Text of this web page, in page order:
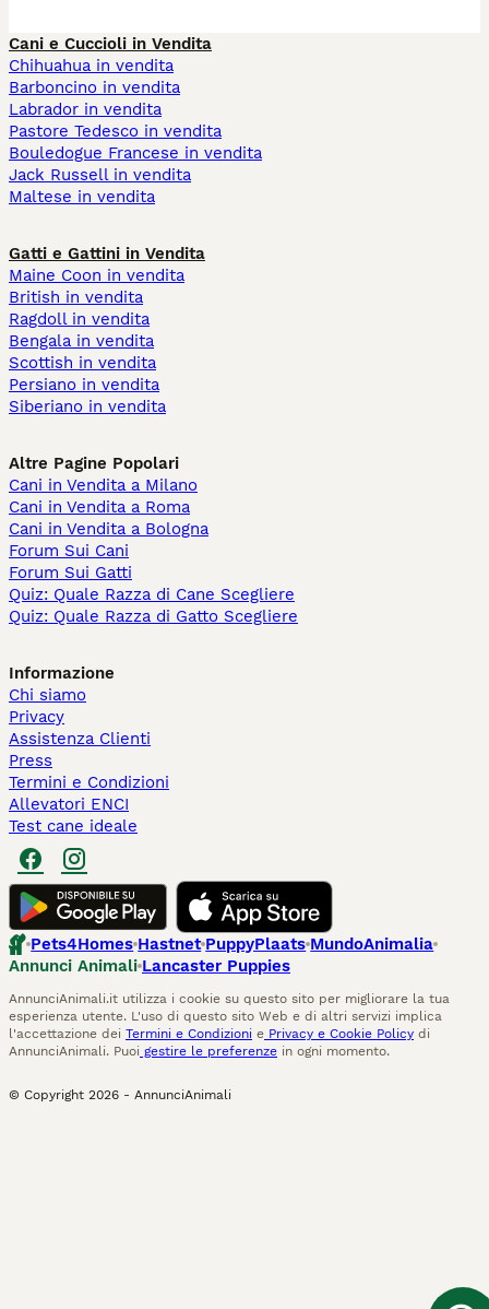
Cani e Cuccioli in Vendita
Chihuahua in vendita
Barboncino in vendita
Labrador in vendita
Pastore Tedesco in vendita
Bouledogue Francese in vendita
Jack Russell in vendita
Maltese in vendita
Gatti e Gattini in Vendita
Maine Coon in vendita
British in vendita
Ragdoll in vendita
Bengala in vendita
Scottish in vendita
Persiano in vendita
Siberiano in vendita
Altre Pagine Popolari
Cani in Vendita a Milano
Cani in Vendita a Roma
Cani in Vendita a Bologna
Forum Sui Cani
Forum Sui Gatti
Quiz: Quale Razza di Cane Scegliere
Quiz: Quale Razza di Gatto Scegliere
Informazione
Chi siamo
Privacy
Assistenza Clienti
Press
Termini e Condizioni
Allevatori ENCI
Test cane ideale
Pets4Homes Hastnet PuppyPlaats MundoAnimalia
Annunci Animali Lancaster Puppies
AnnunciAnimali.it utilizza i cookie su questo sito per migliorare la tua
esperienza utente. L'uso di questo sito Web e di altri servizi implica
l'accettazione dei Termini e Condizioni e Privacy e Cookie Policy di
AnnunciAnimali. Puoi gestire le preferenze in ogni momento.
© Copyright 2026 - AnnunciAnimali